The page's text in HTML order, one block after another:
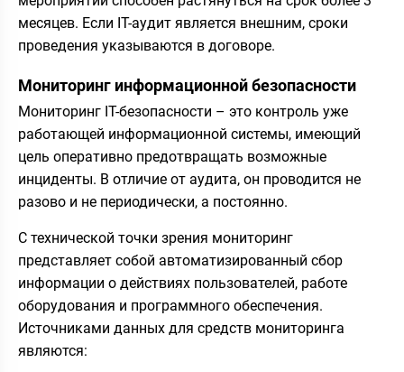
месяцев. Если IT-аудит является внешним, сроки
проведения указываются в договоре.
Мониторинг информационной безопасности
Мониторинг IT-безопасности – это контроль уже
работающей информационной системы, имеющий
цель оперативно предотвращать возможные
инциденты. В отличие от аудита, он проводится не
разово и не периодически, а постоянно.
С технической точки зрения мониторинг
представляет собой автоматизированный сбор
информации о действиях пользователей, работе
оборудования и программного обеспечения.
Источниками данных для средств мониторинга
являются: